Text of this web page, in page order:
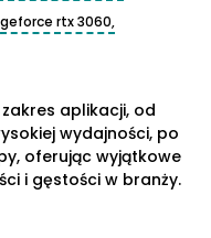
geforce rtx 3060,
zakres aplikacji, od
wydajności, po
oferując wyjątkowe
i gęstości w branży.